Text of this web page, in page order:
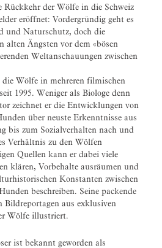
Rückkehr der Wölfe in die Schweiz
eröffnet: Vordergründig geht es
und Naturschutz, doch die
alten Ängsten vor dem «bösen
­Weltanschauungen zwischen
die Wölfe in mehreren filmischen
1995. Weniger als Biologe denn
zeichnet er die Entwicklungen von
über neuste Erkenntnisse aus
bis zum Sozialverhalten nach und
Verhältnis zu den Wölfen
Quellen kann er dabei viele
klären, Vorbehalte ausräumen und
Konstanten zwischen
beschreiben. Seine packende
aus exklusiven
Wölfe illustriert.
ist bekannt geworden als